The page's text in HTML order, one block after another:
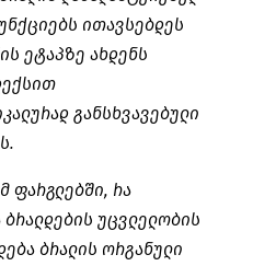
ითავსებდეს
ეტაპზე ახდენს
განსხვავებული
ფარგლებში, რა
უცვლელობის
ბრალის ორგანული